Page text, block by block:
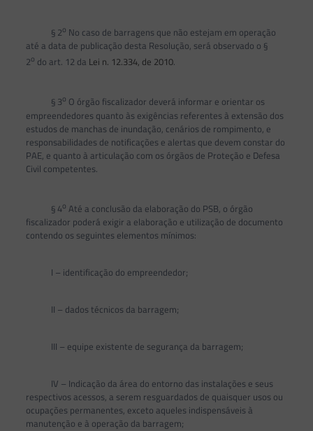
§ 2o No caso de barragens que não estejam em operação
até a data de publicação desta Resolução, será observado o §
2o do art. 12 da Lei n. 12.334, de 2010.
§ 3o O órgão fiscalizador deverá informar e orientar os
empreendedores quanto às exigências referentes à extensão dos
estudos de manchas de inundação, cenários de rompimento, e
responsabilidades de notificações e alertas que devem constar do
PAE, e quanto à articulação com os órgãos de Proteção e Defesa
Civil competentes.
§ 4o Até a conclusão da elaboração do PSB, o órgão
fiscalizador poderá exigir a elaboração e utilização de documento
contendo os seguintes elementos mínimos:
I – identificação do empreendedor;
II – dados técnicos da barragem;
III – equipe existente de segurança da barragem;
IV – Indicação da área do entorno das instalações e seus
respectivos acessos, a serem resguardados de quaisquer usos ou
ocupações permanentes, exceto aqueles indispensáveis à
manutenção e à operação da barragem;